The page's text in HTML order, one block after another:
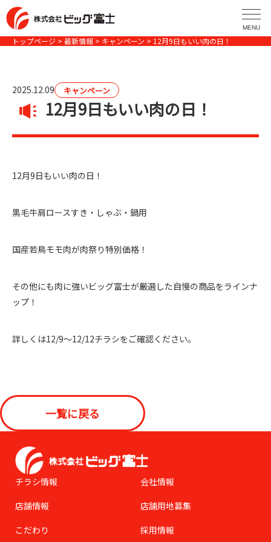
ン
テ
MENU
トップページ > 最新情報 > キャンペーン > 12月9日もいい肉の日！
2025.12.09 キャンペーン
12月9日もいい肉の日！
12月9日もいい肉の日！
黒毛牛肩ロースすき・しゃぶ・鍋用
国産若鳥モモ肉が肉祭り特別価格！
その他にも肉に強いビッグ富士が厳選した自慢の商品をラインナ
ップ！
詳しくは12/9～12/12チラシをご確認ください。
一覧に戻る
チラシ情報
会社情報
店舗情報
店舗用地募集
こだわり
採用情報